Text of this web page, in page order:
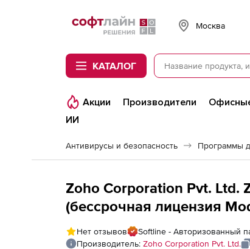
Softline
Москва
КАТАЛОГ
Акции Производители
ИИ
Антивирусы и безопасность Программы
Zoho Corporation Pvt. Ltd.
(бессрочная лицензия
SQL Server
Нет отзывов
Softline - Авторизованный
Производитель: Zoho Corporation Pvt. Ltd.